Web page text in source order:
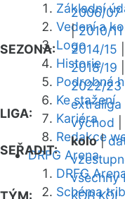
Základní
Vedení a
Logo
Historie
Podrobná
Ke stažení
Kariéra
Redakce
DRFG Arena
DRFG
Schéma
SEZONA:
2006/07
|2010/11
2014/15
2018/19
2022/23
LIGA:
extraliga
východ
SEŘADIT:
kolo|
TÝM:
všechny
KOB KOL